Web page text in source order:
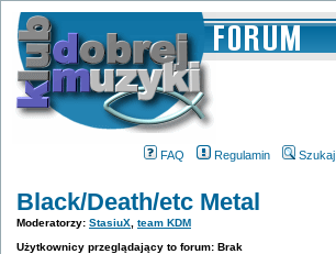
FAQ Regulamin Szukaj
Black/Death/etc Metal
Moderatorzy: StasiuX team KDM
Użytkownicy przeglądający to forum: Brak